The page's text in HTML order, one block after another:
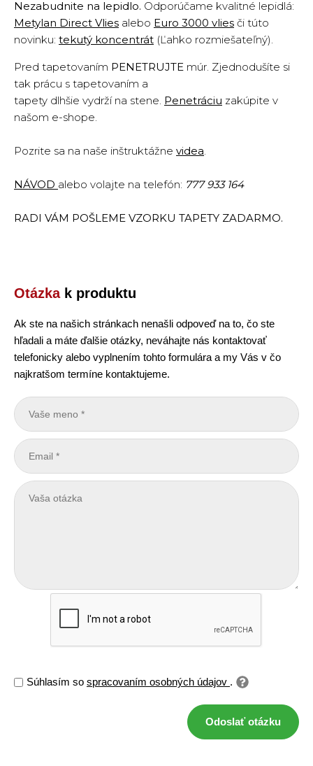
Nezabudnite na lepidlo. Odporúčame kvalitné lepidlá:
Metylan Direct Vlies alebo Euro 3000 vlies či túto
novinku: tekutý koncentrát (Ľahko rozmiešateľný).
Pred tapetovaním PENETRUJTE múr. Zjednodušíte si
tak prácu s tapetovaním a
tapety dlhšie vydrží na stene. Penetráciu zakúpite v
našom e-shope.
Pozrite sa na naše inštruktážne videa.
NÁVOD alebo volajte na telefón: 777 933 164
RADI VÁM POŠLEME VZORKU TAPETY ZADARMO.
Otázkak produktu
Ak ste na našich stránkach nenašli odpoveď na to, čo ste
hľadali a máte ďalšie otázky, neváhajte nás kontaktovať
telefonicky alebo vyplnením tohto formulára a my Vás v čo
najkratšom termíne kontaktujeme.
Súhlasím so spracovaním osobných údajov .
Odoslať otázku